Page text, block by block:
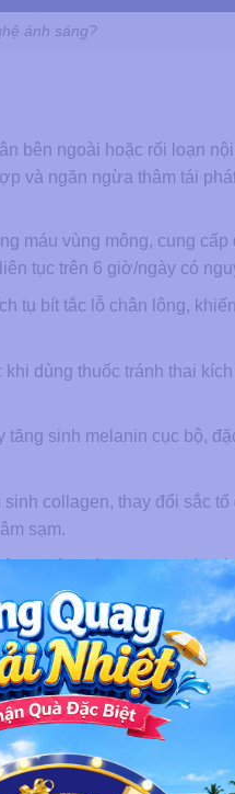
ánh sáng?
bên ngoài hoặc rối loạn
và ngăn ngừa thâm tái
máu vùng mông, cung cấp
tục trên 6 giờ/ngày có
tụ bít tắc lỗ chân lông,
dùng thuốc tránh thai
tăng sinh melanin cục bộ,
collagen, thay đổi sắc
sạm.
da, gây thâm sạm tại các